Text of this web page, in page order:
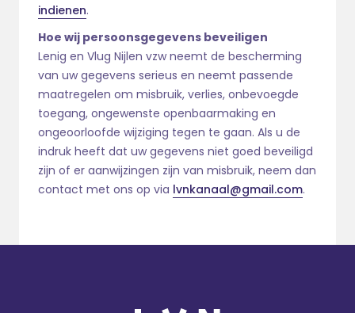
indienen.
Hoe wij persoonsgegevens beveiligen
Lenig en Vlug Nijlen vzw neemt de bescherming
van uw gegevens serieus en neemt passende
maatregelen om misbruik, verlies, onbevoegde
toegang, ongewenste openbaarmaking en
ongeoorloofde wijziging tegen te gaan. Als u de
indruk heeft dat uw gegevens niet goed beveiligd
zijn of er aanwijzingen zijn van misbruik, neem dan
contact met ons op via lvnkanaal@gmail.com.